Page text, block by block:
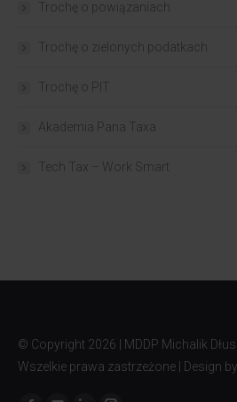
Trochę o powiązaniach​
Trochę o zielonych podatkach
Trochę o PIT
Akademia Pana Taxa
Tech Tax – Work Smart
© Copyright 2026 | MDDP Michalik
Wszelkie prawa zastrzeżone | Design by